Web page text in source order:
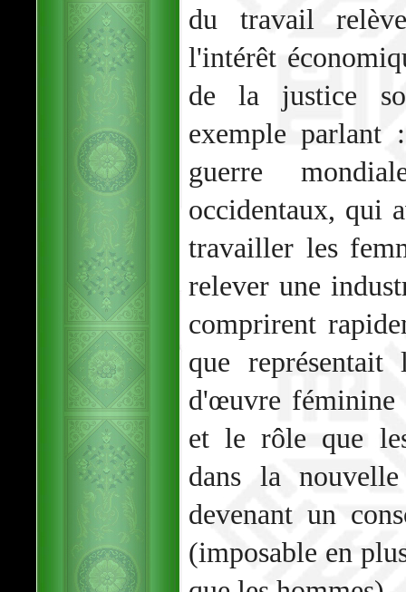
du travail
l'intérêt
de la justice
exemple
guerre
occidentaux, qui
travailler les
relever une
comprirent
que
d'œuvre féminine
et le rôle que
dans la
devenant un
(imposable en